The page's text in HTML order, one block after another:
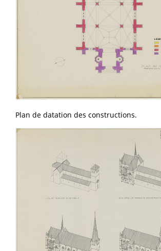
Plan de datation des constructions.